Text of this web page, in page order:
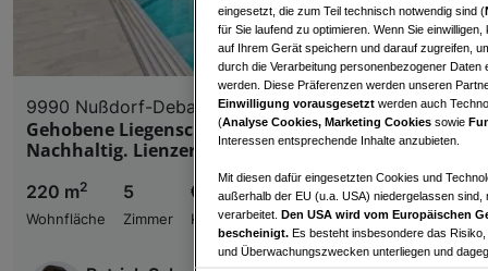
9990 Nußdorf-Debant
Gehobene Liegenschaft mit eigenem Pool.
Nachhaltig. Lienzer Talboden.
220 m2
Wohnfläche
5
Zimmer
€ 899.000,00
Kaufpreis
eingesetzt, die zum Teil technisch notwendig sind (
für Sie laufend zu optimieren. Wenn Sie
auf Ihrem Gerät speichern und darauf zugreifen,
durch die Verarbeitung personenbezogener
werden. Diese Präferenzen werden unseren
Einwilligung vorausgesetzt werden auch
(Analyse Cookies, Marketing Cookies sowie
Interessen entsprechende Inhalte anzubieten.
Mit diesen dafür eingesetzten Cookies und
außerhalb der EU (u.a. USA) niedergelassen
verarbeitet. Den USA wird vom Europäischen
bescheinigt. Es besteht insbesondere das
und Überwachungszwecken unterliegen und